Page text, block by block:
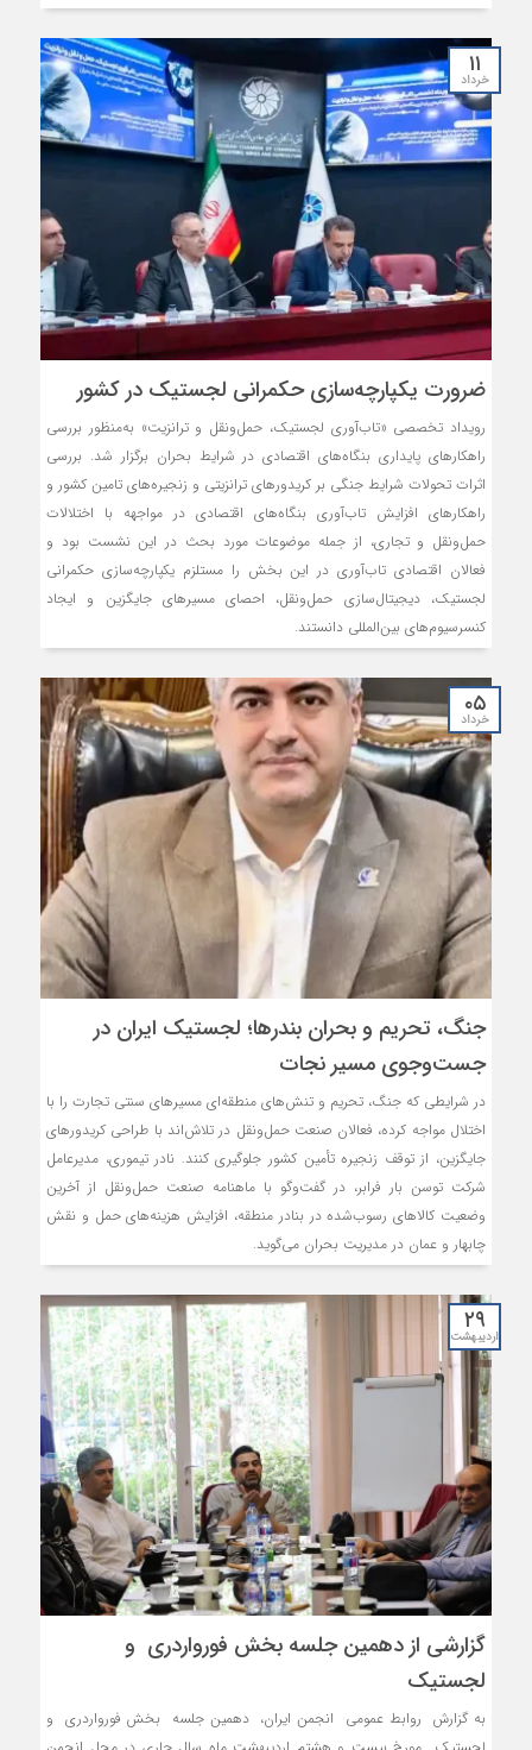
۱۱
خرداد
ضرورت یکپارچه‌‌سازی حکمرانی لجستیک در کشور
رویداد تخصصی «تاب‌آوری لجستیک، حمل‌ونقل و ترانزیت» به‌منظور بررسی
راهکارهای پایداری بنگاه‌های اقتصادی در شرایط بحران برگزار شد. بررسی
اثرات تحولات شرایط جنگی بر کریدورهای ترانزیتی و زنجیره‌های تامین کشور و
راهکارهای افزایش تاب‌آوری بنگاه‌های اقتصادی در مواجهه با اختلالات
حمل‌ونقل و تجاری، از جمله موضوعات مورد بحث در این نشست بود و
فعالان اقتصادی تاب‌آوری در این بخش را مستلزم یکپارچه‌‌سازی حکمرانی
لجستیک، دیجیتال‌سازی حمل‌ونقل، احصای مسیرهای جایگزین و ایجاد
کنسرسیوم‌های بین‌المللی دانستند.
۰۵
خرداد
جنگ، تحریم و بحران بندرها؛ لجستیک ایران در
جست‌وجوی مسیر نجات
در شرایطی که جنگ، تحریم و تنش‌های منطقه‌ای مسیرهای سنتی تجارت را با
اختلال مواجه کرده، فعالان صنعت حمل‌ونقل در تلاش‌اند با طراحی کریدورهای
جایگزین، از توقف زنجیره تأمین کشور جلوگیری کنند. نادر تیموری، مدیرعامل
شرکت توسن بار فرابر، در گفت‌وگو با ماهنامه صنعت حمل‌ونقل از آخرین
وضعیت کالاهای رسوب‌شده در بنادر منطقه، افزایش هزینه‌های حمل و نقش
چابهار و عمان در مدیریت بحران می‌گوید.
۲۹
اردیبهشت
گزارشی از دهمین جلسه بخش فورواردری و
لجستیک
به گزارش روابط عمومی انجمن ایران، دهمین جلسه بخش فورواردری و